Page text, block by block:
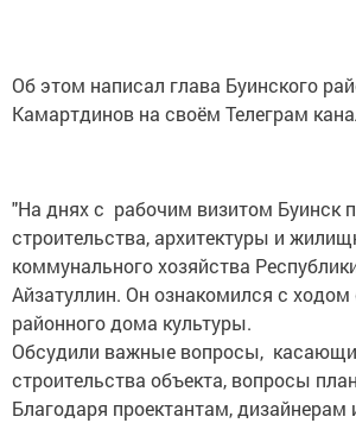
Об этом написал глава Буинского
Камартдинов на своём Телеграм
"На днях с рабочим визитом Буинск
строительства, архитектуры и
коммунального хозяйства
Айзатуллин. Он ознакомился с ходом
районного дома культуры.
Обсудили важные вопросы,
строительства объекта, вопросы
Благодаря проектантам, дизайнерам